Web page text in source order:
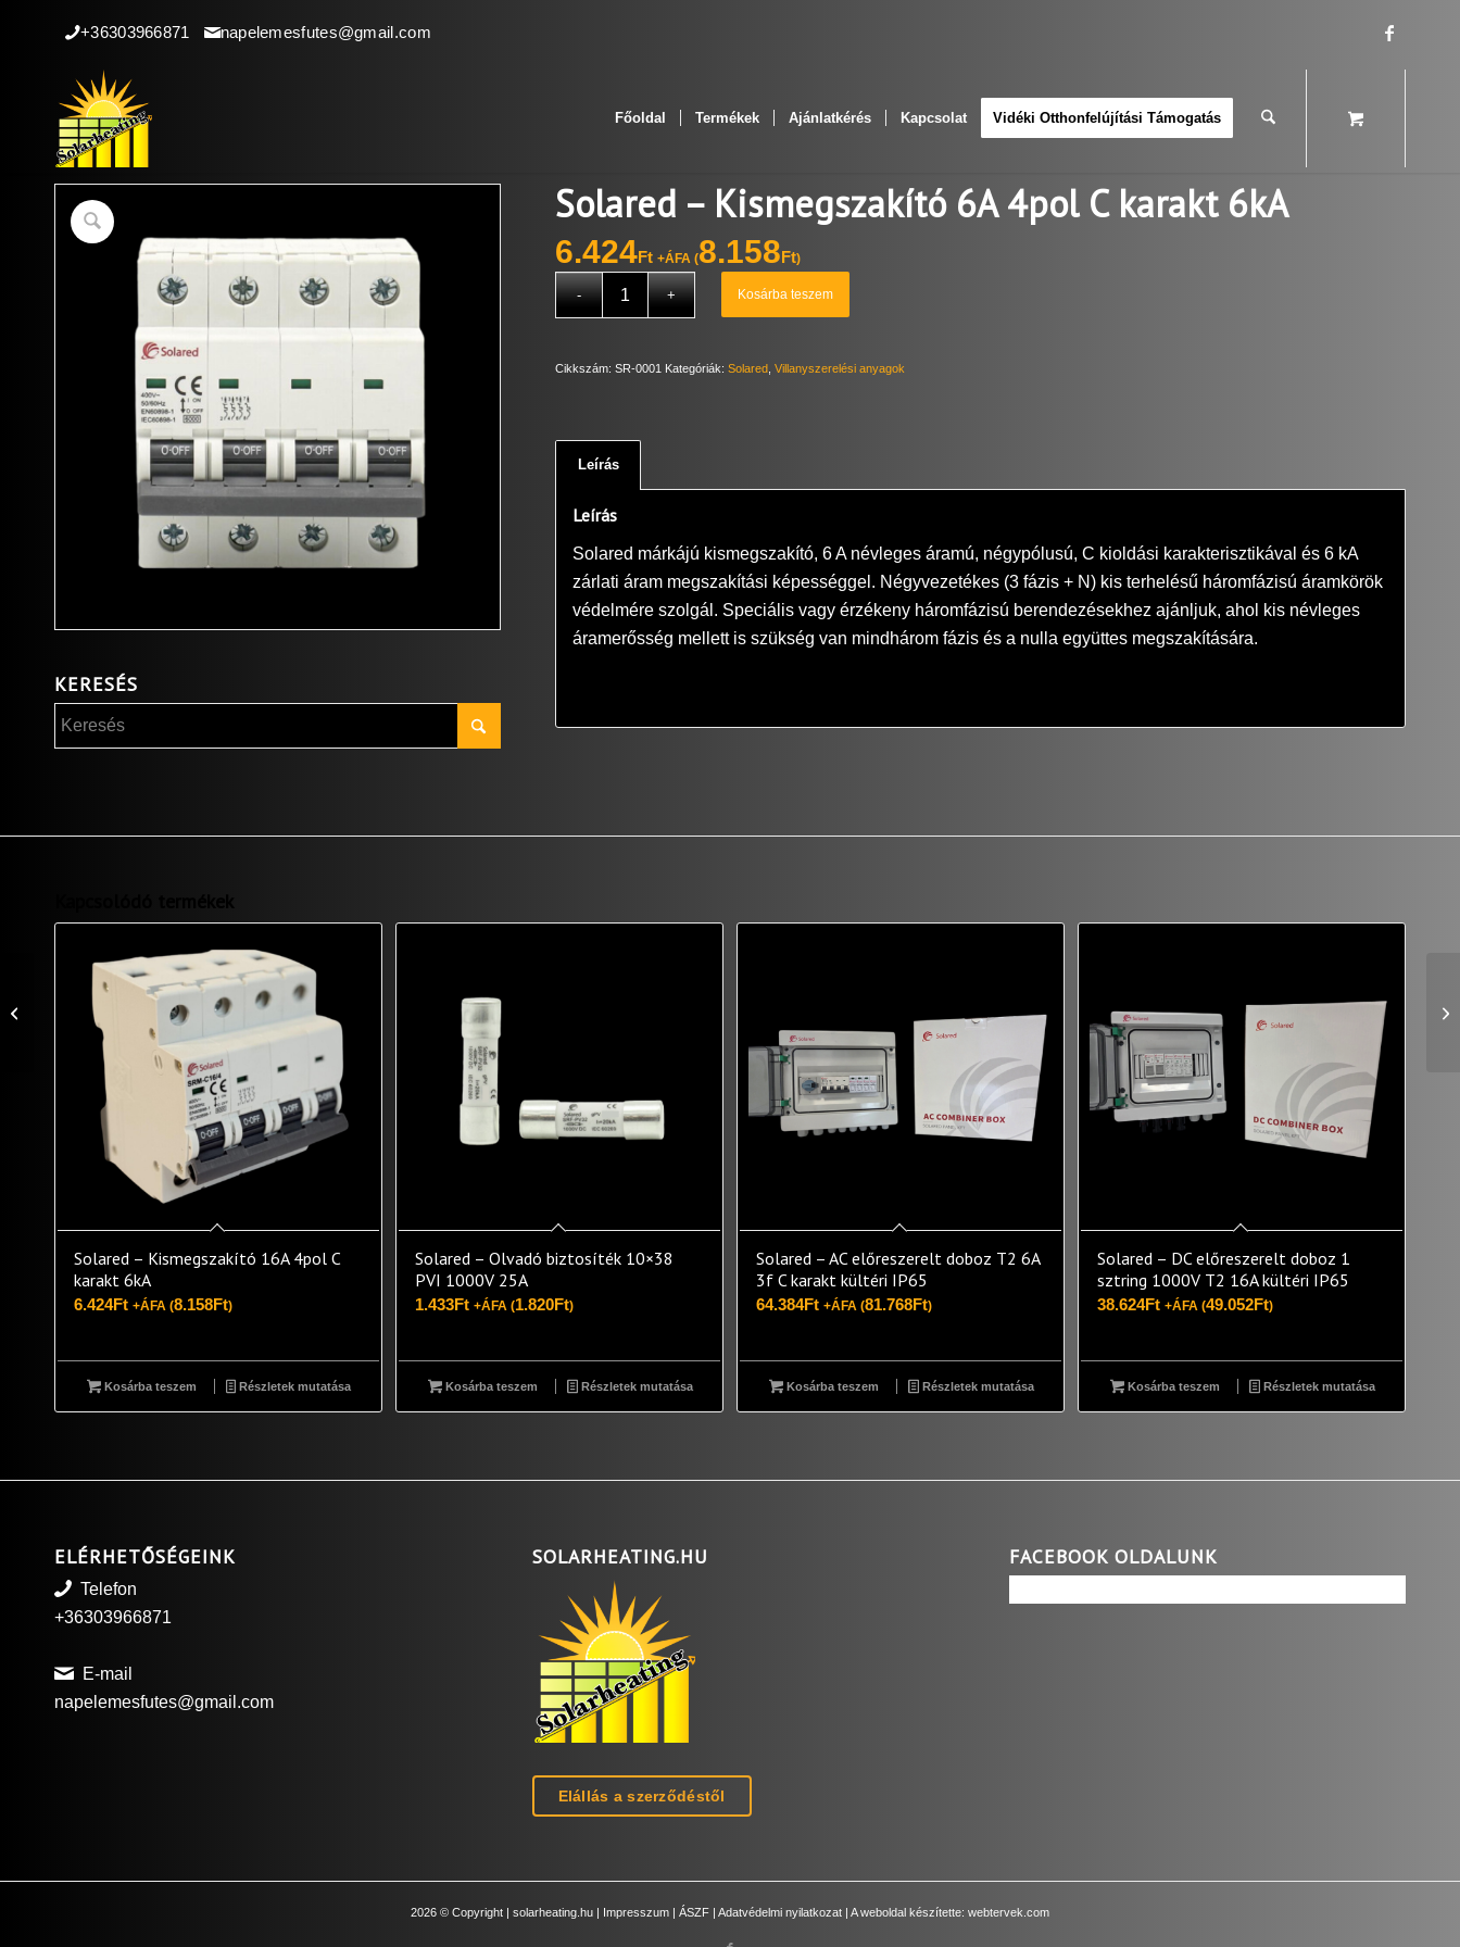
+36303966871 napelemesfutes@gmail.com
Főoldal Termékek Ajánlatkérés Kapcsolat Vidéki Otthonfelújítási Támogatás
KERESÉS
Solared – Kismegszakító 6A 4pol C karakt 6kA
6.424Ft +ÁFA (8.158Ft)
Kosárba teszem
Cikkszám: SR-0001 Kategóriák: Solared, Villanyszerelési anyagok
Leírás
Leírás
Solared márkájú kismegszakító, 6 A névleges áramú, négypólusú, C kioldási karakterisztikával és 6 kA
zárlati áram megszakítási képességgel. Négyvezetékes (3 fázis + N) kis terhelésű háromfázisú áramkörök
védelmére szolgál. Speciális vagy érzékeny háromfázisú berendezésekhez ajánljuk, ahol kis névleges
áramerősség mellett is szükség van mindhárom fázis és a nulla együttes megszakítására.
Solared – Kismegszakító 16A 4pol C
karakt 6kA
6.424Ft +ÁFA (8.158Ft)
Kosárba teszem Részletek mutatása
Solared – Olvadó biztosíték 10×38
PVI 1000V 25A
1.433Ft +ÁFA (1.820Ft)
Kosárba teszem Részletek mutatása
Solared – AC előreszerelt doboz T2 6A
3f C karakt kültéri IP65
64.384Ft +ÁFA (81.768Ft)
Kosárba teszem Részletek mutatása
Solared – DC előreszerelt doboz 1
sztring 1000V T2 16A kültéri IP65
38.624Ft +ÁFA (49.052Ft)
Kosárba teszem Részletek mutatása
ELÉRHETŐSÉGEINK
Telefon
+36303966871
E-mail
napelemesfutes@gmail.com
SOLARHEATING.HU
Elállás a szerződéstől
FACEBOOK OLDALUNK
2026 © Copyright | solarheating.hu | Impresszum | ÁSZF | Adatvédelmi nyilatkozat | A weboldal készítette: webtervek.com
Kismegszakító 63A
4pol C karakt 6kA